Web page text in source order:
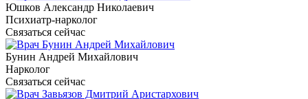
Юшков Александр Николаевич
Психиатр-нарколог
Связаться сейчас
Бунин Андрей Михайлович
Нарколог
Связаться сейчас